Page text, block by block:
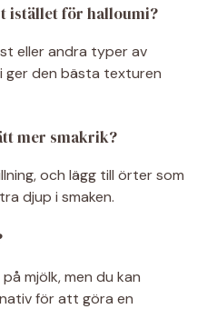
istället för halloumi?
eller andra typer av
ger den bästa texturen
mer smakrik?
och lägg till örter som
djup i smaken.
mjölk, men du kan
för att göra en